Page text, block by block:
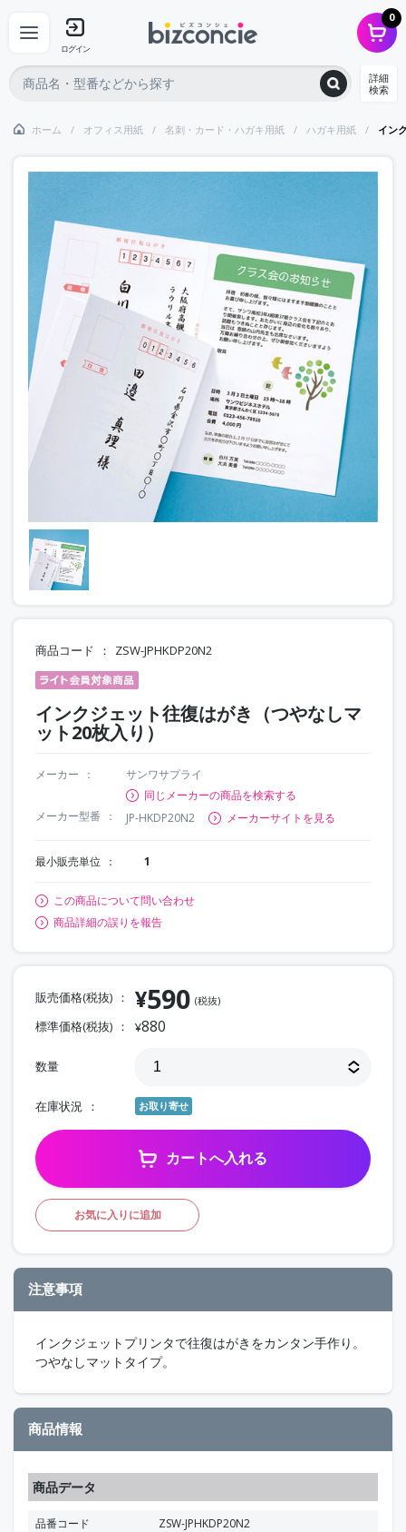
ログイン
0
詳細
検索
ホーム オフィス用紙 名刺・カード・ハガキ用紙 ハガキ用紙 イン
商品コード ZSW-JPHKDP20N2
インクジェット往復はがき（つやなしマ
ット20枚入り）
メーカー
サンワサプライ
同じメーカーの商品を検索する
メーカー型番
JP-HKDP20N2 メーカーサイトを見る
最小販売単位 1
この商品について問い合わせ
商品詳細の誤りを報告
販売価格(税抜) ¥590 (税抜)
標準価格(税抜) ¥880
数量
在庫状況 お取り寄せ
カートへ入れる
お気に入りに追加
注意事項
インクジェットプリンタで往復はがきをカンタン手作り。
つやなしマットタイプ。
商品情報
商品データ
品番コード
ZSW-JPHKDP20N2